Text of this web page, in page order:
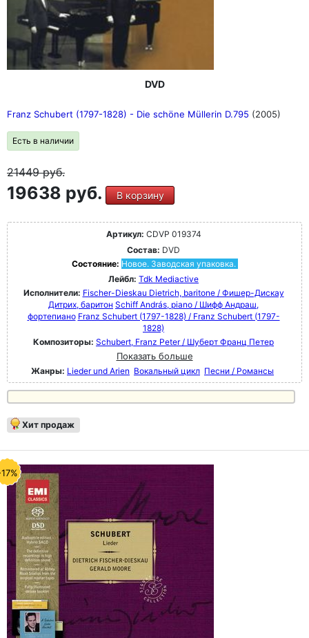
DVD
Franz Schubert (1797-1828) - Die schöne Müllerin D.795 (2005)
Есть в наличии
21449руб.
19638 руб. В корзину
Артикул: CDVP 019374
Состав: DVD
Состояние: Новое. Заводская упаковка.
Лейбл: Tdk Mediactive
Исполнители: Fischer-Dieskau Dietrich, baritone / Фишер-Дискау
Дитрих, баритон Schiff András, piano / Шифф Андраш,
фортепиано Franz Schubert (1797-1828) / Franz Schubert (1797-
1828)
Композиторы: Schubert, Franz Peter / Шуберт Франц Петер
Показать больше
Жанры: Lieder und Arien Вокальный цикл Песни / Романсы
Хит продаж